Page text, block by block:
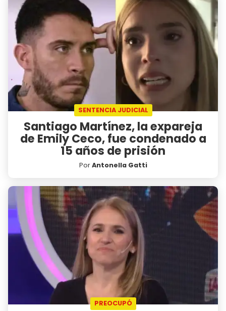
SENTENCIA JUDICIAL
Santiago Martínez, la expareja
de Emily Ceco, fue condenado a
15 años de prisión
PorAntonella Gatti
PREOCUPÓ